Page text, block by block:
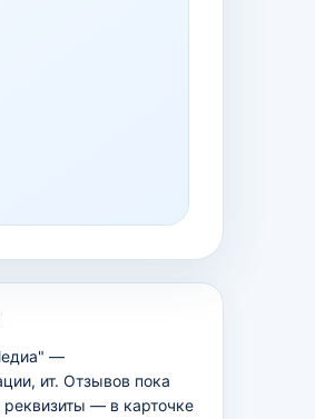
—
ит. Отзывов пока
реквизиты — в карточке